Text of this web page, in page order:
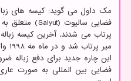
مک داول می گوید: کیسه های
میر پرتاب شد و در ماه مه 1998 وارد جو زمین شد و سوخت.
این چاره جدید برای دفع زباله
فضایی بین المللی به صورت